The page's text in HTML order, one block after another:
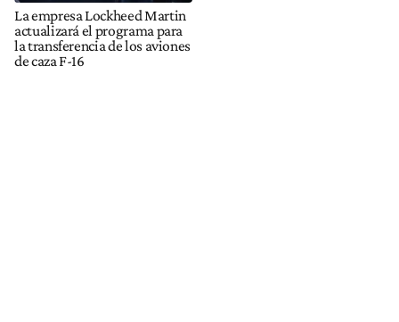
La empresa Lockheed Martin
actualizará el programa para
la transferencia de los aviones
de caza F-16